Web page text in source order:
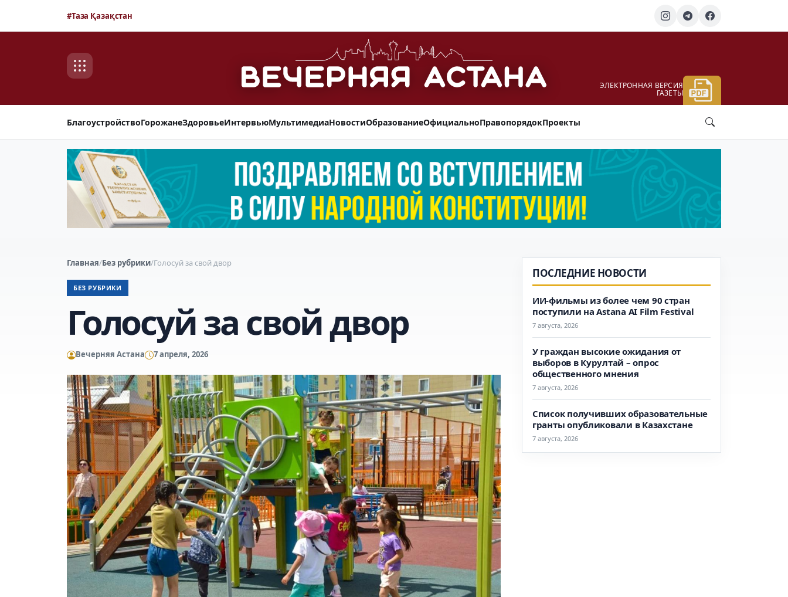
#Таза Қазақстан
ЭЛЕКТРОННАЯ ВЕРСИЯ
ГАЗЕТЫ
БлагоустройствоГорожанеЗдоровьеИнтервьюМультимедиаНовостиОбразованиеОфициальноПравопорядокПроекты
Главная/Без рубрики/Голосуй за свой двор
БЕЗ РУБРИКИ
Голосуй за свой двор
Вечерняя Астана 7 апреля, 2026
ПОСЛЕДНИЕ НОВОСТИ
ИИ-фильмы из более чем 90 стран
поступили на Astana AI Film Festival
7 августа, 2026
У граждан высокие ожидания от
выборов в Курултай – опрос
общественного мнения
7 августа, 2026
Список получивших образовательные
гранты опубликовали в Казахстане
7 августа, 2026